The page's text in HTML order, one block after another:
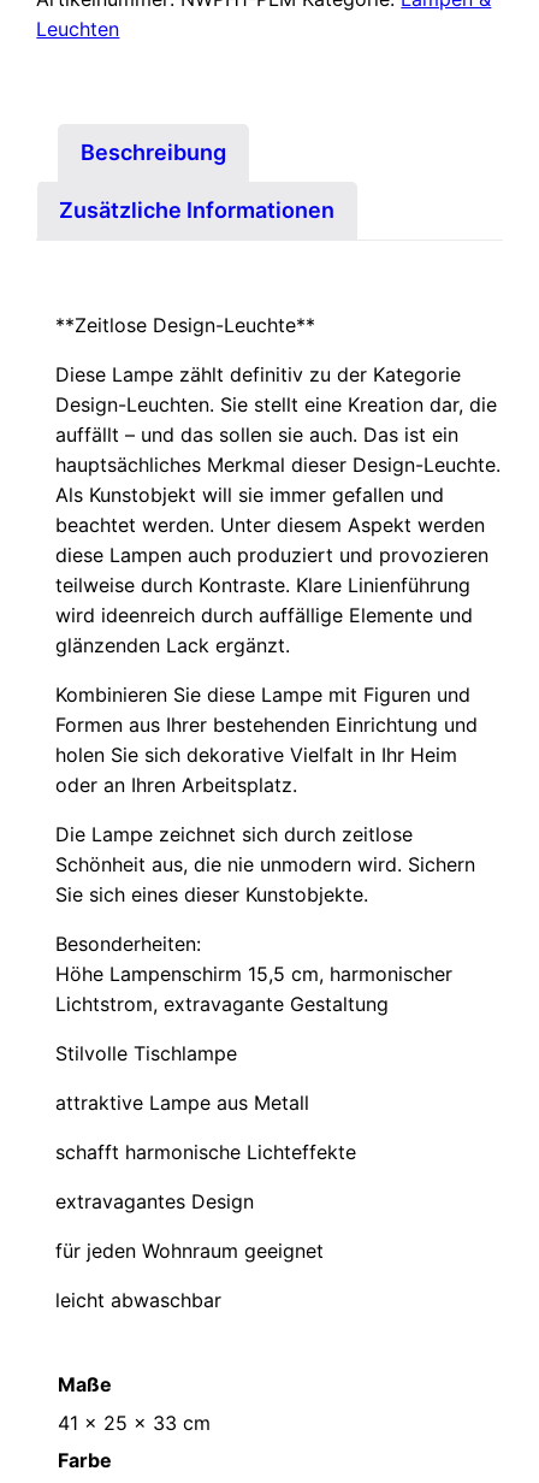
Leuchten
Beschreibung
Zusätzliche Informationen
**Zeitlose Design-Leuchte**
Diese Lampe zählt definitiv zu der Kategorie
Design-Leuchten. Sie stellt eine Kreation dar, die
auffällt – und das sollen sie auch. Das ist ein
hauptsächliches Merkmal dieser Design-Leuchte.
Als Kunstobjekt will sie immer gefallen und
beachtet werden. Unter diesem Aspekt werden
diese Lampen auch produziert und provozieren
teilweise durch Kontraste. Klare Linienführung
wird ideenreich durch auffällige Elemente und
glänzenden Lack ergänzt.
Kombinieren Sie diese Lampe mit Figuren und
Formen aus Ihrer bestehenden Einrichtung und
holen Sie sich dekorative Vielfalt in Ihr Heim
oder an Ihren Arbeitsplatz.
Die Lampe zeichnet sich durch zeitlose
Schönheit aus, die nie unmodern wird. Sichern
Sie sich eines dieser Kunstobjekte.
Besonderheiten:
Höhe Lampenschirm 15,5 cm, harmonischer
Lichtstrom, extravagante Gestaltung
Stilvolle Tischlampe
attraktive Lampe aus Metall
schafft harmonische Lichteffekte
extravagantes Design
für jeden Wohnraum geeignet
leicht abwaschbar
Maße
41 × 25 × 33 cm
Farbe